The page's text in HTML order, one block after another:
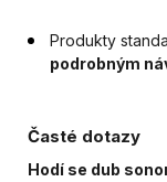
Produkty
podrobným
Časté dotazy
Hodí se dub